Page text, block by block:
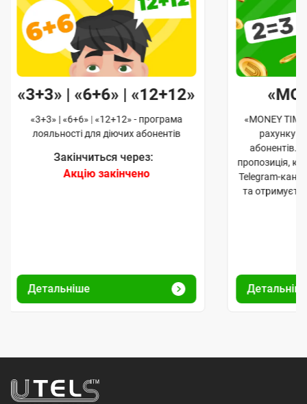
«3+3» | «6+6» | «12+12»
«3+3» | «6+6» | «12+12» - програма
лояльності для діючих абонентів
Закінчиться через:
Акцію закінчено
Детальніше
«MONEY
рахунку
абонентів.
пропозиція,
Telegram-
та